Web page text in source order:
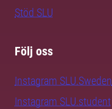
Stöd SLU
Följ oss
Instagram SLU.Sweden
Instagram SLU.student